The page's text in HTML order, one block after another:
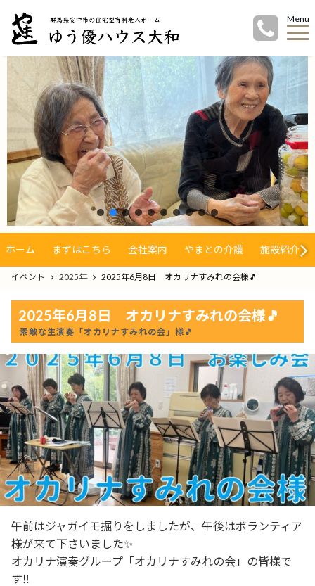
Menu
ホーム まずはこちら 会社案内 やまとの介護 施設紹介
イベント 2025年 2025年6月8日 オカリナすみれの会様🎵
2025年6月8日 オカリナすみれの会様🎵
素敵な生演奏「オカリナすみれの会」様🎵
午前はジャガイモ掘りをしましたが、午後はボランティア
様が来て下さいました✨
オカリナ演奏グループ「オカリナすみれの会」の皆様で
す‼️